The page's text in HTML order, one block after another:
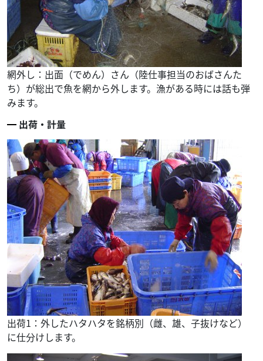
網外し：出面（でめん）さん（陸仕事担当のおばさんた
ち）が総出で魚を網から外します。漁がある時には話も弾
みます。
出荷・計量
出荷1：外したハタハタを銘柄別（雌、雄、子抜けなど）
に仕分けします。